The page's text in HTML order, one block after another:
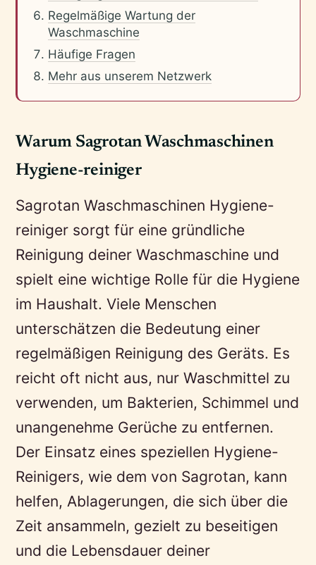
Regelmäßige Wartung der
Waschmaschine
Häufige Fragen
Mehr aus unserem Netzwerk
Warum Sagrotan Waschmaschinen
Hygiene-reiniger
Sagrotan Waschmaschinen Hygiene-
reiniger sorgt für eine gründliche
Reinigung deiner Waschmaschine und
spielt eine wichtige Rolle für die Hygiene
im Haushalt. Viele Menschen
unterschätzen die Bedeutung einer
regelmäßigen Reinigung des Geräts. Es
reicht oft nicht aus, nur Waschmittel zu
verwenden, um Bakterien, Schimmel und
unangenehme Gerüche zu entfernen.
Der Einsatz eines speziellen Hygiene-
Reinigers, wie dem von Sagrotan, kann
helfen, Ablagerungen, die sich über die
Zeit ansammeln, gezielt zu beseitigen
und die Lebensdauer deiner